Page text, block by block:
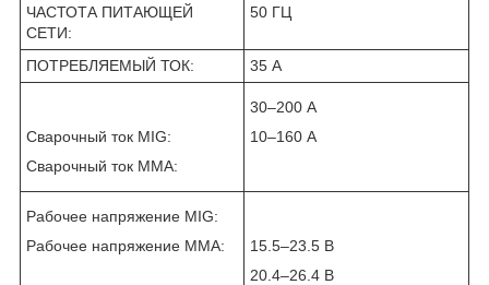
ЧАСТОТА ПИТАЮЩЕЙ
СЕТИ:
50 ГЦ
ПОТРЕБЛЯЕМЫЙ ТОК: 35 А
Сварочный ток MIG:
Сварочный ток MMA:
30–200 А
10–160 А
Рабочее напряжение MIG:
Рабочее напряжение MMA:
15.5–23.5 В
20.4–26.4 В